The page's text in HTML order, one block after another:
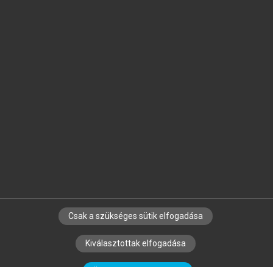
SZERZŐKNEK CÉGEKNEK KÖNYVTÁROSOKNAK
SZERKESZTÉSI ÉS LEKTORÁLÁSI ALAPELVEK
Csak a szükséges sütik elfogadása
Kiválasztottak elfogadása